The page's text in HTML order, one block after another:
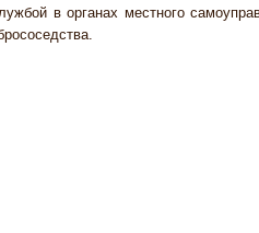
в органах местного